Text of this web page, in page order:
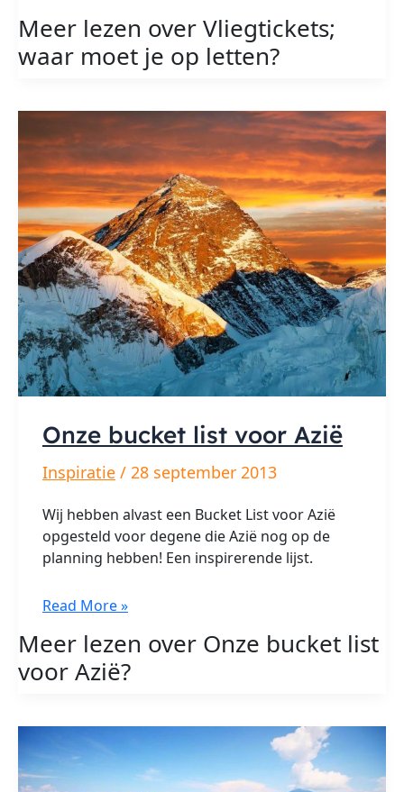
moet
je
Meer lezen over Vliegtickets;
waar moet je op letten?
Onze bucket list voor Azië
Inspiratie / 28 september 2013
Wij hebben alvast een Bucket List voor Azië
opgesteld voor degene die Azië nog op de
planning hebben! Een inspirerende lijst.
Onze
list
voor
Read More »
Meer lezen over Onze bucket list
voor Azië?